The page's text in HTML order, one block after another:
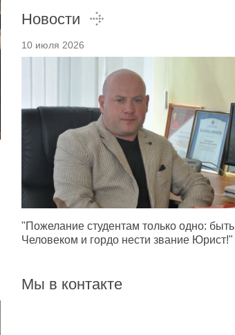
Новости
10 июля 2026
"Пожелание студентам только одно: быть
Человеком и гордо нести звание Юрист!"
Мы в контакте